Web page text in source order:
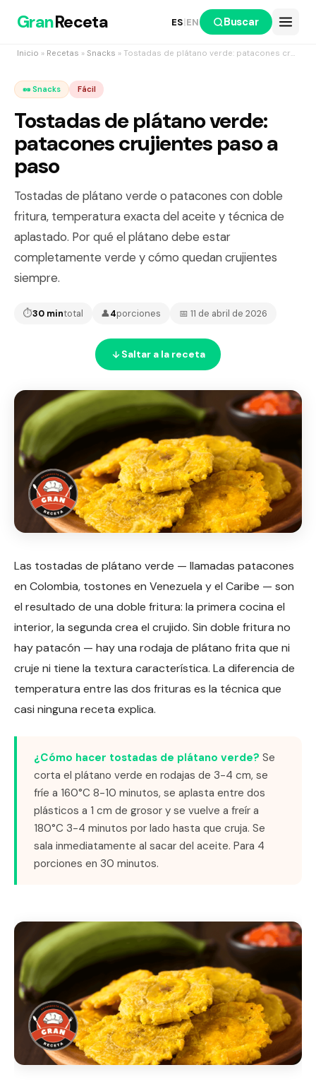
GranReceta ES|EN Buscar
Inicio » Recetas » Snacks » Tostadas de plátano verde: patacones crujientes paso a paso
🥜 Snacks Fácil
Tostadas de plátano verde:
patacones crujientes paso a
paso
Tostadas de plátano verde o patacones con doble
fritura, temperatura exacta del aceite y técnica de
aplastado. Por qué el plátano debe estar
completamente verde y cómo quedan crujientes
siempre.
⏱30 mintotal 👤4porciones 📅 11 de abril de 2026
Saltar a la receta
Las tostadas de plátano verde — llamadas patacones
en Colombia, tostones en Venezuela y el Caribe — son
el resultado de una doble fritura: la primera cocina el
interior, la segunda crea el crujido. Sin doble fritura no
hay patacón — hay una rodaja de plátano frita que ni
cruje ni tiene la textura característica. La diferencia de
temperatura entre las dos frituras es la técnica que
casi ninguna receta explica.
¿Cómo hacer tostadas de plátano verde? Se
corta el plátano verde en rodajas de 3-4 cm, se
fríe a 160°C 8-10 minutos, se aplasta entre dos
plásticos a 1 cm de grosor y se vuelve a freír a
180°C 3-4 minutos por lado hasta que cruja. Se
sala inmediatamente al sacar del aceite. Para 4
porciones en 30 minutos.